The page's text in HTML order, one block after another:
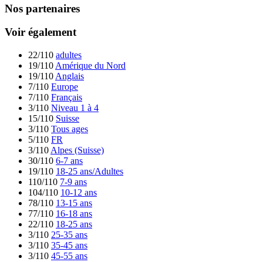
Nos partenaires
Voir également
22/110 adultes
19/110 Amérique du Nord
19/110 Anglais
7/110 Europe
7/110 Français
3/110 Niveau 1 à 4
15/110 Suisse
3/110 Tous ages
5/110 FR
3/110 Alpes (Suisse)
30/110 6-7 ans
19/110 18-25 ans/Adultes
110/110 7-9 ans
104/110 10-12 ans
78/110 13-15 ans
77/110 16-18 ans
22/110 18-25 ans
3/110 25-35 ans
3/110 35-45 ans
3/110 45-55 ans